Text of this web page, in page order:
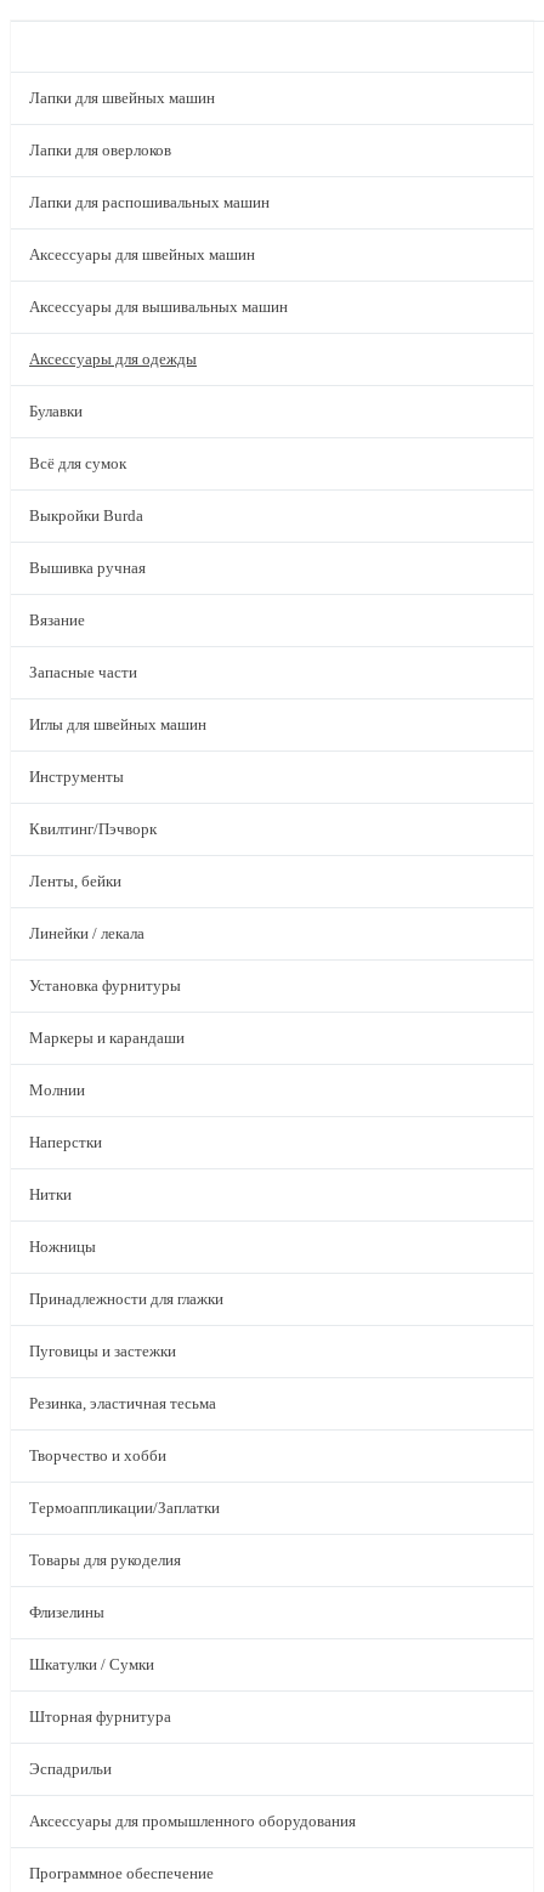
Лапки для швейных машин
Лапки для оверлоков
Лапки для распошивальных машин
Аксессуары для швейных машин
Аксессуары для вышивальных машин
Аксессуары для одежды
Булавки
Всё для сумок
Выкройки Burda
Вышивка ручная
Вязание
Запасные части
Иглы для швейных машин
Инструменты
Квилтинг/Пэчворк
Ленты, бейки
Линейки / лекала
Установка фурнитуры
Маркеры и карандаши
Молнии
Наперстки
Нитки
Ножницы
Принадлежности для глажки
Пуговицы и застежки
Резинка, эластичная тесьма
Творчество и хобби
Термоаппликации/Заплатки
Товары для рукоделия
Флизелины
Шкатулки / Сумки
Шторная фурнитура
Эспадрильи
Аксессуары для промышленного оборудования
Программное обеспечение